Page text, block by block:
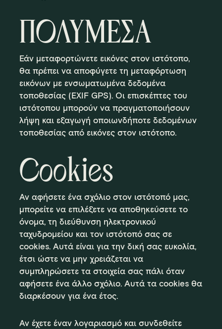
ΠΟΛΥΜΕΣΑ
Εάν μεταφορτώνετε εικόνες στον ιστότοπο,
θα πρέπει να αποφύγετε τη μεταφόρτωση
εικόνων με ενσωματωμένα δεδομένα
τοποθεσίας (EXIF GPS). Οι επισκέπτες του
ιστότοπου μπορούν να πραγματοποιήσουν
λήψη και εξαγωγή οποιωνδήποτε δεδομένων
τοποθεσίας από εικόνες στον ιστότοπο.
Cookies
Αν αφήσετε ένα σχόλιο στον ιστότοπό μας,
μπορείτε να επιλέξετε να αποθηκεύσετε το
όνομα, τη διεύθυνση ηλεκτρονικού
ταχυδρομείου και τον ιστότοπό σας σε
cookies. Αυτά είναι για την δική σας ευκολία,
έτσι ώστε να μην χρειάζεται να
συμπληρώσετε τα στοιχεία σας πάλι όταν
αφήσετε ένα άλλο σχόλιο. Αυτά τα cookies θα
διαρκέσουν για ένα έτος.
Αν έχετε έναν λογαριασμό και συνδεθείτε